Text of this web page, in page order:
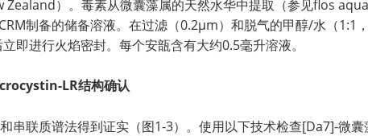
）。毒素从微囊藻属的天然水华中提取（参见flos
制备的储备溶液。在过滤（0.2µm）和脱气的甲醇/水（1:1
即进行火焰密封。每个安瓿含有大约0.5毫升溶液。
LR结构确认
联质谱法得到证实（图1-3）。使用以下技术检查[Da7]-微囊